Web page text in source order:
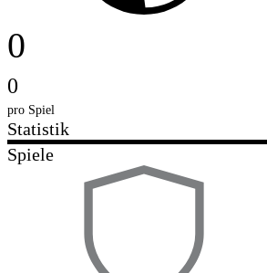
0
0
pro Spiel
Statistik
Spiele